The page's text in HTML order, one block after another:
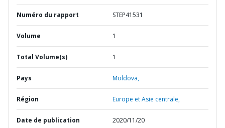
Numéro du rapport STEP41531
Volume 1
Total Volume(s) 1
Pays Moldova,
Région Europe et Asie centrale,
Date de publication 2020/11/20